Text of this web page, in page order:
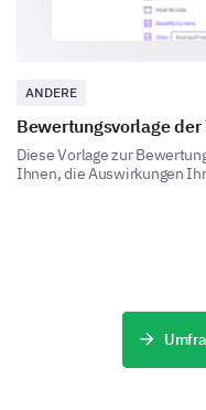
Applying
you have learned
Do you think the
ANDERE
Bewertungsvorlage
Diese Vorlage zur
Ihnen, die Auswirkungen